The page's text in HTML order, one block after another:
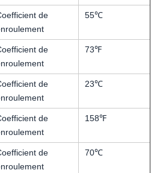
de
55℃
de
73℉
de
23℃
de
158℉
de
70℃